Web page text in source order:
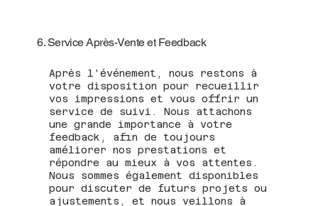
6. Service Après-Vente et Feedback
Après l'événement, nous restons à
votre disposition pour recueillir
vos impressions et vous offrir un
service de suivi. Nous attachons
une grande importance à votre
feedback, afin de toujours
améliorer nos prestations et
répondre au mieux à vos attentes.
Nous sommes également disponibles
pour discuter de futurs projets ou
ajustements, et nous veillons à